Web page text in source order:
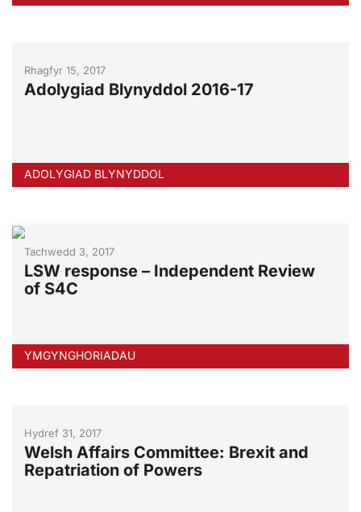
Rhagfyr 15, 2017
Adolygiad Blynyddol 2016-17
ADOLYGIAD BLYNYDDOL
Tachwedd 3, 2017
LSW response – Independent Review
of S4C
YMGYNGHORIADAU
Hydref 31, 2017
Welsh Affairs Committee: Brexit and
Repatriation of Powers